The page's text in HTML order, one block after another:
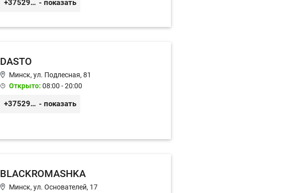
+375299395764 - показать
DASTO
Минск, ул. Подлесная, 81
Открыто: 08:00 - 20:00
+375296606560 - показать
BLACKROMASHKA
Минск, ул. Основателей, 17